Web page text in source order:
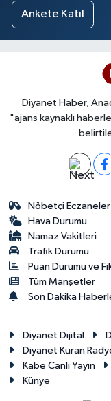
Ankete Katıl
Diyanet Haber,
"ajans kaynaklı
Nöbetçi Eczaneler
Hava Durumu
Namaz Vakitleri
Trafik Durumu
Puan Durumu ve
Tüm Manşetler
Son Dakika
Diyanet Dijital
Diyanet Kuran
Kabe Canlı Yayın
Künye